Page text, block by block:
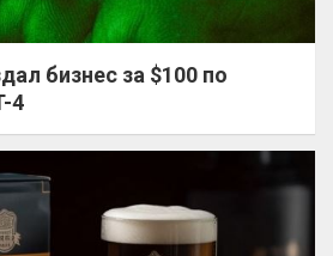
бизнес за $100 по
4